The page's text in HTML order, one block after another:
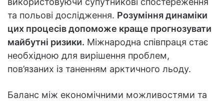
та польові дослідження. Розуміння динаміки
цих процесів допоможе краще прогнозувати
майбутні ризики. Міжнародна співпраця стає
необхідною для вирішення проблем,
пов’язаних із таненням арктичного льоду.
Баланс між економічними можливостями та